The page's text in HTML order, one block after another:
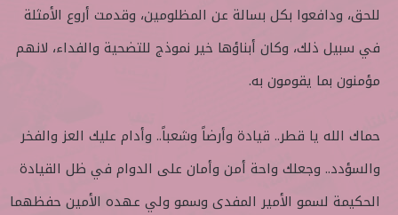
للحق، ودافعوا بكل بسالة عن المظلومين، وقدمت أروع الأمثلة
في سبيل ذلك، وكان أبناؤها خير نموذج للتضحية والفداء، لانهم
مؤمنون بما يقومون به.
حماك الله يا قطر.. قيادة وأرضاً وشعباً.. وأدام عليك العز والفخر
والسؤدد.. وجعلك واحة أمن وأمان على الدوام في ظل القيادة
الحكيمة لسمو الأمير المفدى وسمو ولي عهده الأمين حفظهما